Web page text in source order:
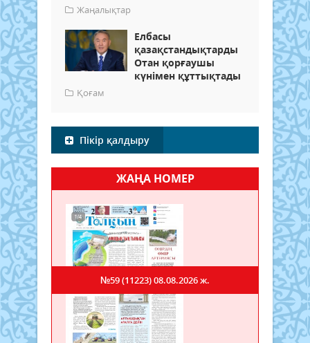
Жаңалықтар
Елбасы
қазақстандықтарды
Отан қорғаушы
күнімен құттықтады
Қоғам
Пікір қалдыру
ЖАҢА НОМЕР
№59 (11223)08.08.2026 ж.